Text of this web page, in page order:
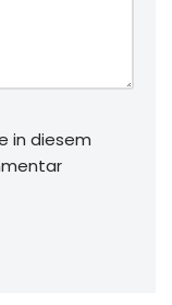
in diesem